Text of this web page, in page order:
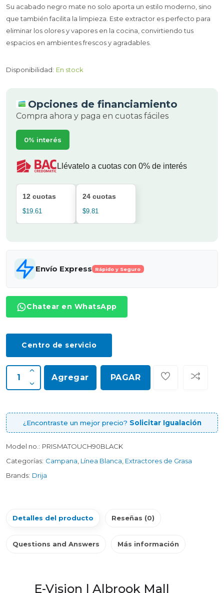
Su acabado negro mate no solo aporta un estilo moderno, sino
que también facilita la limpieza. Este extractor es perfecto para
eliminar los olores y vapores en la cocina, convirtiendo tus
espacios en ambientes frescos y agradables.
Disponibilidad: En stock
Opciones de financiamiento
Compra ahora y paga en cuotas fáciles
0% interés
Llévatelo a cuotas con 0% de interés
12 cuotas
$19.61
24 cuotas
$9.81
Envío Express Rápido y Seguro
Chatear en WhatsApp
Centro de servicio
Agregar PAGAR
¿Encontraste un mejor precio? Solicitar Igualación
Model no.: PRISMATOUCH90BLACK
Categorías: Campana Línea Blanca Extractores de Grasa
Brands: Drija
Detalles del producto Reseñas (0)
Questions and Answers Más información
E-Vision | Albrook Mall